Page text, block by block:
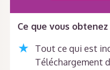
Ce que vous obtenez
Tout ce qui est
Téléchargement